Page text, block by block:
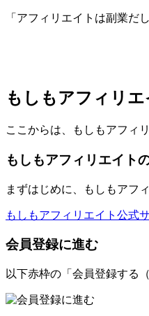
「アフィリエイトは副業だ
もしもアフィリ
ここからは、もしもアフィ
もしもアフィリエイト
まずはじめに、もしもアフ
もしもアフィリエイト公式
会員登録に進む
以下赤枠の「会員登録する